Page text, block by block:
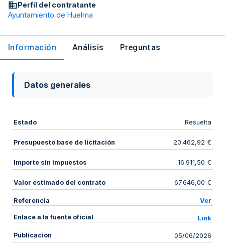
Perfil del contratante
Ayuntamiento de Huelma
Información Análisis Preguntas
Datos generales
Estado Resuelta
Presupuesto base de licitación 20.462,92 €
Importe sin impuestos 16.911,50 €
Valor estimado del contrato 67.646,00 €
Referencia Ver
Enlace a la fuente oficial Link
Publicación 05/06/2026